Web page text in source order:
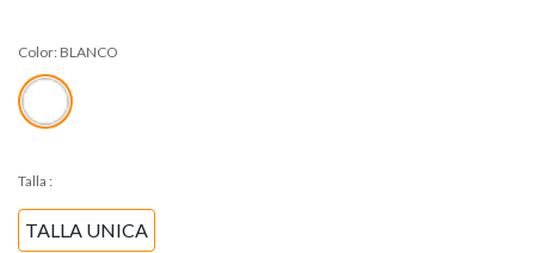
Color: BLANCO
Talla :
TALLA UNICA